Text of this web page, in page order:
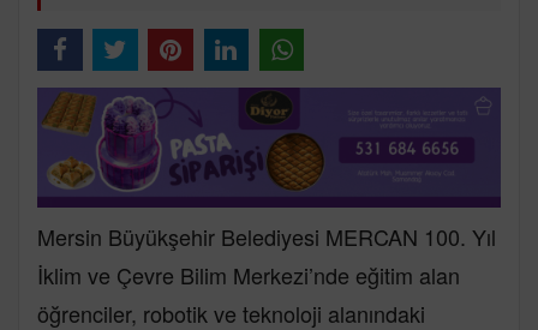
Mersin Büyükşehir Belediyesi MERCAN 100. Yıl
İklim ve Çevre Bilim Merkezi’nde eğitim alan
öğrenciler, robotik ve teknoloji alanındaki